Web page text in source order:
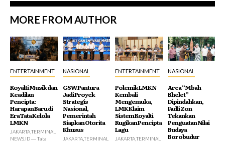
MORE FROM AUTHOR
ENTERTAINMENT
Royalti Musik dan
Keadilan
Pencipta:
Harapan Baru di
Era Tata Kelola
LMKN
JAKARTA,TERMINAL
NEWS.ID — Tata
NASIONAL
GSW Pantura
Jadi Proyek
Strategis
Nasional,
Pemerintah
Siapkan Otorita
Khusus
JAKARTA,TERMINAL
ENTERTAINMENT
Polemik LMKN
Kembali
Mengemuka,
LMK Klaim
Sistem Royalti
Rugikan Pencipta
Lagu
JAKARTA,TERMINAL
NASIONAL
Arca “Mbah
Bhelet”
Dipindahkan,
Fadli Zon
Tekankan
Penguatan Nilai
Budaya
Borobudur